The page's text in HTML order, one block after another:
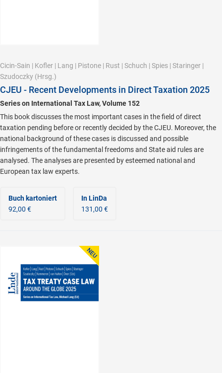
Cicin-Sain | Kofler | Lang | Pistone | Rust | Schuch | Spies | Staringer |
Szudoczky (Hrsg.)
CJEU - Recent Developments in Direct Taxation 2025
Series on International Tax Law, Volume 152
This book discusses the most important cases in the field of direct
taxation pending before or recently decided by the CJEU. Moreover, the
national background of these cases is discussed and possible
infringements of the fundamental freedoms and State aid rules are
analysed. The analyses are presented by esteemed national and
European tax law experts.
Buch kartoniert
92,00 €
In LinDa
131,00 €